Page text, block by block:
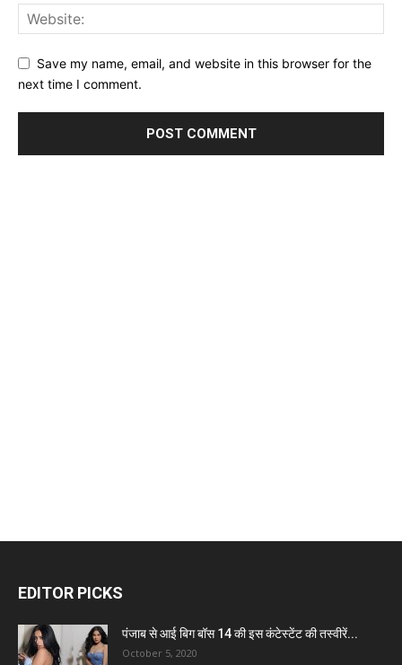
Save my name, email, and website in this browser for the
next time I comment.
EDITOR PICKS
पंजाब से आई बिग बॉस 14 की इस कंटेस्टेंट की तस्वीरें...
October 5, 2020